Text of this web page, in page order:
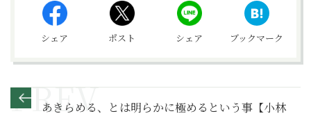
シェア ポスト シェア ブックマーク
あきらめる、とは明らかに極めるという事【小林